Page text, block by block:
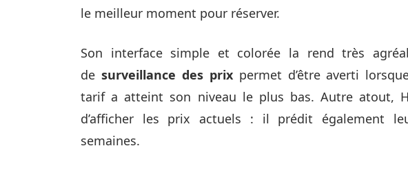
le meilleur moment pour réserver.
Son interface simple et colorée la rend très
de surveillance des prixpermet d’être averti
tarif a atteint son niveau le plus bas. Autre atout,
d’afficher les prix actuels : il prédit également
semaines.